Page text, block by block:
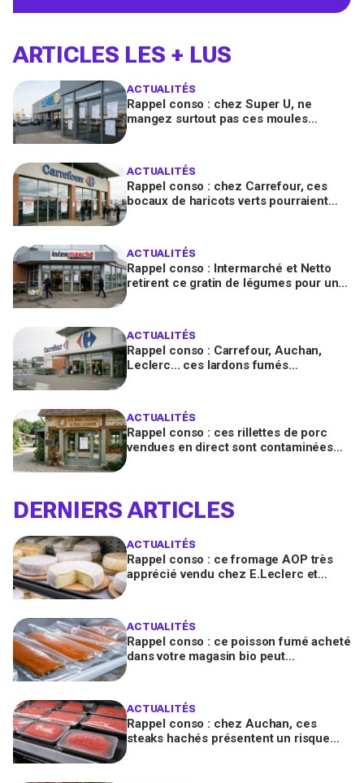
ARTICLES LES + LUS
ACTUALITÉS
Rappel conso : chez Super U, ne
mangez surtout pas ces moules
ACTUALITÉS
Rappel conso : chez Carrefour, ces
bocaux de haricots verts pourraient
ACTUALITÉS
Rappel conso : Intermarché et Netto
retirent ce gratin de légumes pour un
ACTUALITÉS
Rappel conso : Carrefour, Auchan,
Leclerc... ces lardons fumés
ACTUALITÉS
Rappel conso : ces rillettes de porc
vendues en direct sont contaminées
DERNIERS ARTICLES
ACTUALITÉS
Rappel conso : ce fromage AOP très
apprécié vendu chez E.Leclerc et
ACTUALITÉS
Rappel conso : ce poisson fumé acheté
dans votre magasin bio peut
ACTUALITÉS
Rappel conso : chez Auchan, ces
steaks hachés présentent un risque